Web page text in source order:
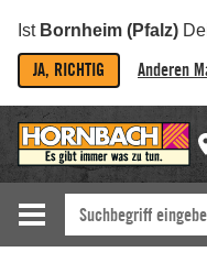
Ist Bornheim (Pfalz)
JA, RICHTIG Anderen